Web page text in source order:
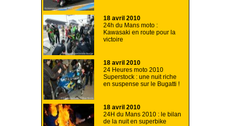
18 avril 2010
24h du Mans moto :
Kawasaki en route pour la
victoire
18 avril 2010
24 Heures moto 2010
Superstock : une nuit riche
en suspense sur le Bugatti !
18 avril 2010
24H du Mans 2010 : le bilan
de la nuit en superbike